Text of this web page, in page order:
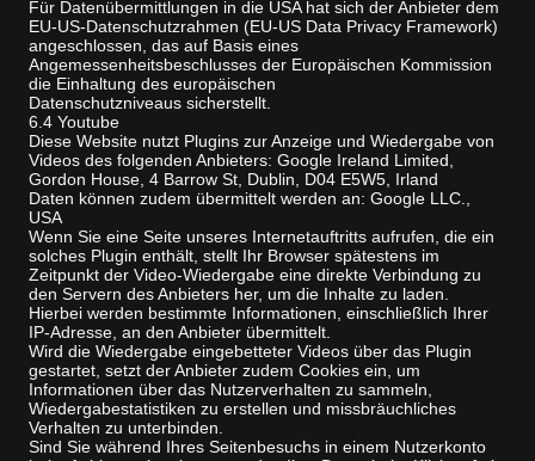
Für Datenübermittlungen in die USA hat sich der Anbieter dem
EU-US-Datenschutzrahmen (EU-US Data Privacy Framework)
angeschlossen, das auf Basis eines
Angemessenheitsbeschlusses der Europäischen Kommission
die Einhaltung des europäischen
Datenschutzniveaus sicherstellt.
6.4 Youtube
Diese Website nutzt Plugins zur Anzeige und Wiedergabe von
Videos des folgenden Anbieters: Google Ireland Limited,
Gordon House, 4 Barrow St, Dublin, D04 E5W5, Irland
Daten können zudem übermittelt werden an: Google LLC.,
USA
Wenn Sie eine Seite unseres Internetauftritts aufrufen, die ein
solches Plugin enthält, stellt Ihr Browser spätestens im
Zeitpunkt der Video-Wiedergabe eine direkte Verbindung zu
den Servern des Anbieters her, um die Inhalte zu laden.
Hierbei werden bestimmte Informationen, einschließlich Ihrer
IP-Adresse, an den Anbieter übermittelt.
Wird die Wiedergabe eingebetteter Videos über das Plugin
gestartet, setzt der Anbieter zudem Cookies ein, um
Informationen über das Nutzerverhalten zu sammeln,
Wiedergabestatistiken zu erstellen und missbräuchliches
Verhalten zu unterbinden.
Sind Sie während Ihres Seitenbesuchs in einem Nutzerkonto